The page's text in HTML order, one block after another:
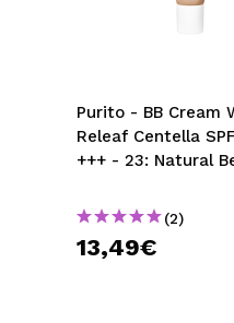
Purito - BB Cream
Releaf Centella
+++ - 23: Natural
(2)
13,49€